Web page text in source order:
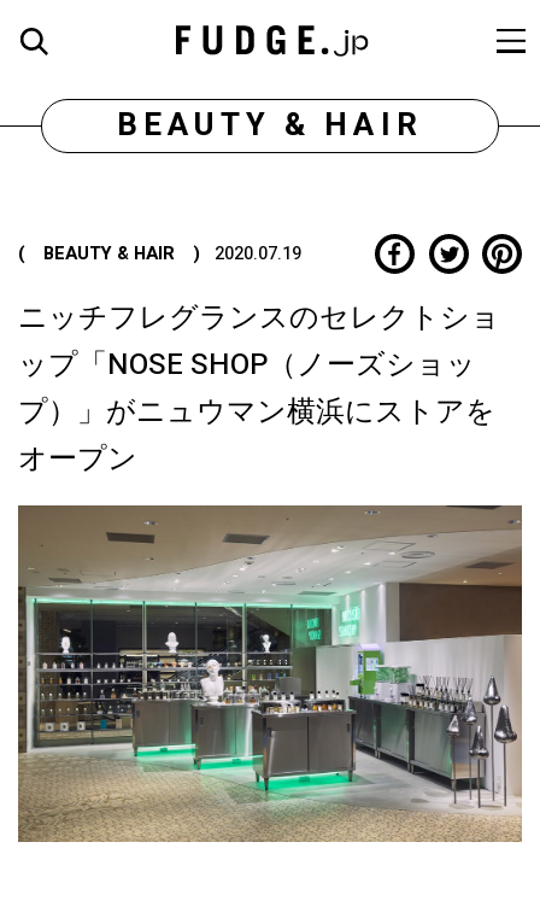
BEAUTY & HAIR
( BEAUTY & HAIR ) 2020.07.19
ニッチフレグランスのセレクトショ
ップ「NOSE SHOP（ノーズショッ
プ）」がニュウマン横浜にストアを
オープン